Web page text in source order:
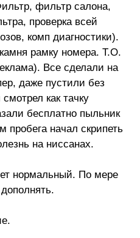
фильтр салона,
проверка всей
комп диагностики).
рамку номера. Т.О.
Все сделали на
даже пустили без
как тачку
бесплатно пыльник
пробега начал скрипеть
на ниссанах.
нормальный. По мере